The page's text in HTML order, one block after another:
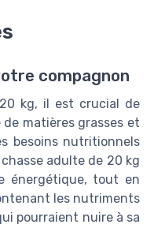
compagnon
kg, il est crucial de
matières grasses et
besoins nutritionnels
adulte de 20 kg
énergétique, tout en
les nutriments
pourraient nuire à sa